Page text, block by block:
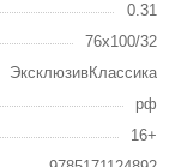
0.31
76x100/32
ЭксклюзивКлассика
рф
16+